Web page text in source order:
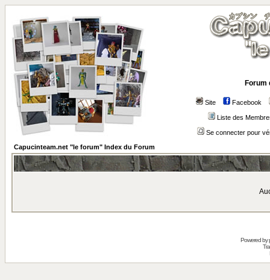
Forum
Site Facebook
Liste des
Se connecter pour
Capucinteam.net "le forum" Index du Forum
Powered by